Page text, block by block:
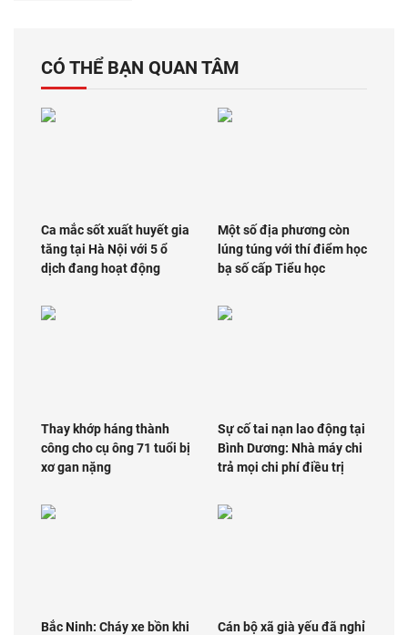
CÓ THỂ BẠN QUAN TÂM
Ca mắc sốt xuất huyết gia
tăng tại Hà Nội với 5 ổ
dịch đang hoạt động
Một số địa phương còn
lúng túng với thí điểm học
bạ số cấp Tiểu học
Thay khớp háng thành
công cho cụ ông 71 tuổi bị
xơ gan nặng
Sự cố tai nạn lao động tại
Bình Dương: Nhà máy chi
trả mọi chi phí điều trị
Bắc Ninh: Cháy xe bồn khi
Cán bộ xã già yếu đã nghỉ